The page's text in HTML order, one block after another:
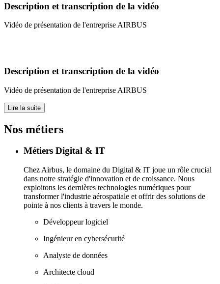
Description et transcription de la vidéo
Vidéo de présentation de l'entreprise AIRBUS
Description et transcription de la vidéo
Vidéo de présentation de l'entreprise AIRBUS
Lire la suite
Nos métiers
Métiers Digital & IT
Chez Airbus, le domaine du Digital & IT joue un rôle crucial
dans notre stratégie d'innovation et de croissance. Nous
exploitons les dernières technologies numériques pour
transformer l'industrie aérospatiale et offrir des solutions de
pointe à nos clients à travers le monde.
Développeur logiciel
Ingénieur en cybersécurité
Analyste de données
Architecte cloud